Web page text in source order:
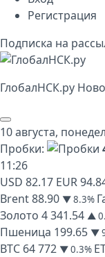
Регистрация
Подписка на
ГлобалНСК.py
10 августа,
Пробки:
11:26
USD 82.17 EUR
Brent88.90 ▼ 8.3%
Золото 4 341.54 ▲
Пшеница 199.65 ▼
BTC 64 772 ▼ 0.3%